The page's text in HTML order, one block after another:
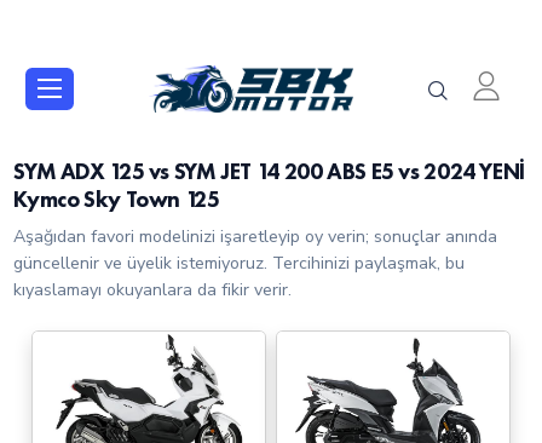
SYM ADX 125 vs SYM JET 14 200 ABS E5 vs 2024 YENİ
Kymco Sky Town 125
Aşağıdan favori modelinizi işaretleyip oy verin; sonuçlar anında
güncellenir ve üyelik istemiyoruz. Tercihinizi paylaşmak, bu
kıyaslamayı okuyanlara da fikir verir.